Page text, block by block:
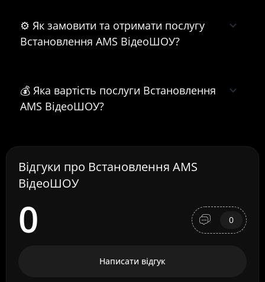
⚙️ Як замовити та отримати послугу
Встановлення AMS ВідеоШОУ?
💰 Яка вартість послуги Встановлення
AMS ВідеоШОУ?
Відгуки про Встановлення AMS
ВідеоШОУ
0 0
Написати відгук